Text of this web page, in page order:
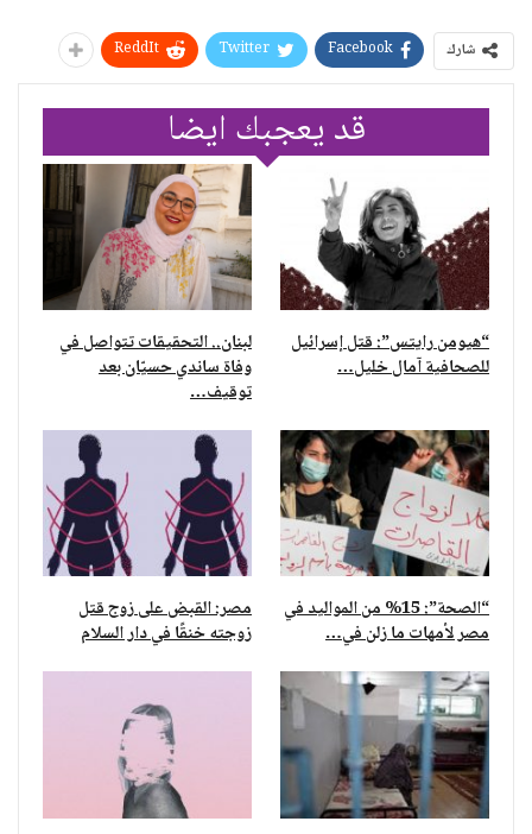
شارك Facebook
Twitter
ReddIt
قد يعجبك ايضا
“هيومن رايتس”: قتل إسرائيل
للصحافية آمال خليل…
لبنان.. التحقيقات تتواصل في
وفاة ساندي حسيّان بعد
توقيف…
“الصحة”: 15% من المواليد في
مصر لأمهات ما زلن في…
مصر: القبض على زوج قتل
زوجته خنقًا في دار السلام